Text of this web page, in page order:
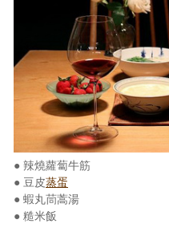
● 辣燒蘿蔔牛筋
● 豆皮蒸蛋
● 蝦丸茼蒿湯
● 糙米飯